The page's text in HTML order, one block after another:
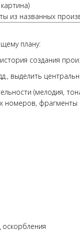
из названных
плану:
создания
выделить
(мелодия,
номеров, фрагменты